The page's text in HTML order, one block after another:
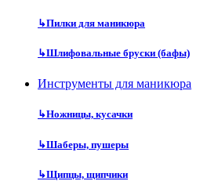
↳Пилки для маникюра
↳Шлифовальные бруски (бафы)
Инструменты для маникюра
↳Ножницы, кусачки
↳Шаберы, пушеры
↳Щипцы, щипчики